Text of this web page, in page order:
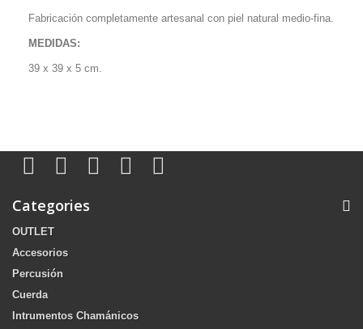
Fabricación completamente artesanal con piel natural medio-fina.
MEDIDAS:
39 x 39 x 5 cm.
Categories
OUTLET
Accesorios
Percusión
Cuerda
Intrumentos Chamánicos